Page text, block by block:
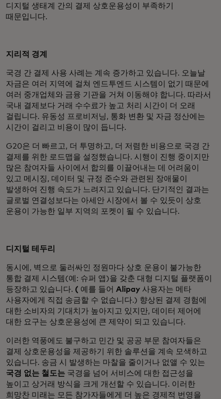
디지털 생태계 간의 결제 상호운용성이 부족하기
때문입니다.
지리적 경계
국경 간 결제 사용 사례는 계속 증가하고 있습니다. 오늘날
자금은 여러 지역에 걸쳐 엔드투엔드 시스템이 없기 때문에
여러 중개업체와 금융 기관을 거쳐 이동해야 합니다. 따라서
국내 결제보다 거래 수수료가 높고 처리 시간이 더 오래
걸립니다. 유동성 프로비저닝, 통화 변환 및 자금 정산에는
시간이 걸리고 비용이 많이 듭니다.
G20은 더 빠르고, 더 투명하고, 더 저렴한 비용으로 국경 간
결제를 위한 로드맵을 설정했습니다. 시행이 진행 중이지만
많은 참여자들 사이에서 합의를 이끌어내는 데 어려움이
있고 메시징, 데이터 및 규정 준수와 관련된 장애물이
발생하여 진행 속도가 느려지고 있습니다. 단기적인 결과는
글로벌 연결성보다는 아세안 시장에서 볼 수 있듯이 상호
운용이 가능한 일부 지역의 포켓이 될 수 있습니다.
디지털 테두리
동시에, 벽으로 둘러싸인 정원마다 상호 운용이 불가능한
통합 결제 시스템(예: 슈퍼 앱)을 갖춘 대형 디지털 플랫폼이
등장하고 있습니다. ( 예를 들어 Alipay 사용자는 메타
사용자에게 직접 송금할 수 없습니다.) 향상된 결제 경험에
대한 소비자의 기대치가 높아지고 있지만, 데이터 제어에
대한 요구는 상호운용성에 큰 제약이 되고 있습니다.
이러한 역풍에도 불구하고 민간 및 공공 부문 참여자들은
결제 상호운용성을 제공하기 위한 솔루션을 계속 모색하고
있습니다. 송금 시 발생하는 마찰을 줄이거나 없앨 수 있는
국경 없는 철도는 국경을 넘어 서비스에 대한 접근성을
높이고 상거래 방식을 크게 개선할 수 있습니다. 이러한
희망찬 미래는 모든 참가자들에게 더 높은 경제적 번영을